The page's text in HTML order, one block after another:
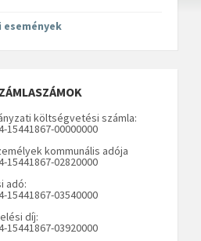
költségvetési számla:
15441867-00000000
kommunális adója
15441867-02820000
adó:
15441867-03540000
díj:
15441867-03920000